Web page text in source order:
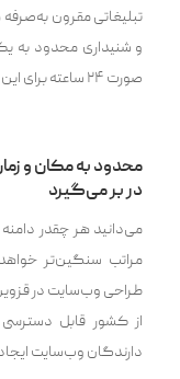
تبلیغاتی مقرون
و شنیداری محدود به
صورت ۲۴ ساعته برای این نوع تبلیغات تعریف نشده است.
محدود به مکان و
در بر می‌گیرد
می‌دانید هر چقدر دامنه
مراتب سنگین‌تر
طراحی وب‌سایت در
از کشور قابل
دارندگان وب‌سایت